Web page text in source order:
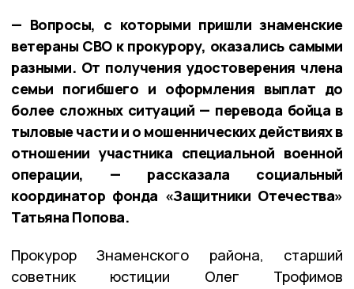
— Вопросы, с которыми пришли знаменские
ветераны СВО к прокурору, оказались самыми
разными. От получения удостоверения члена
семьи погибшего и оформления выплат до
более сложных ситуаций — перевода бойца в
тыловые части и о мошеннических действиях в
отношении участника специальной военной
операции, — рассказала социальный
координатор фонда «Защитники Отечества»
Татьяна Попова.
Прокурор Знаменского района, старший
советник юстиции Олег Трофимов